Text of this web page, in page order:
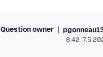
Question owner
7.5.2026,